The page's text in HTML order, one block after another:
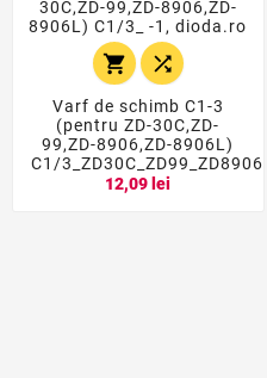
 
Varf de schimb C1-3
(pentru ZD-30C,ZD-
99,ZD-8906,ZD-8906L)
C1/3_ZD30C_ZD99_ZD8906
12,09 lei